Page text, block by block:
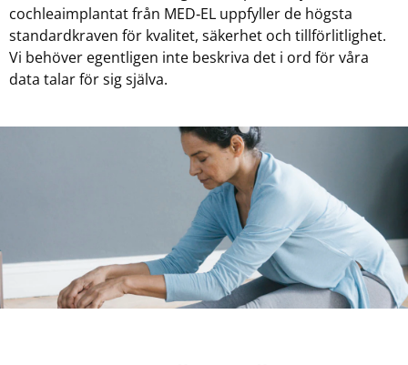
cochleaimplantat från MED‑EL uppfyller de högsta
standardkraven för kvalitet, säkerhet och tillförlitlighet.
Vi behöver egentligen inte beskriva det i ord för våra
data talar för sig själva.